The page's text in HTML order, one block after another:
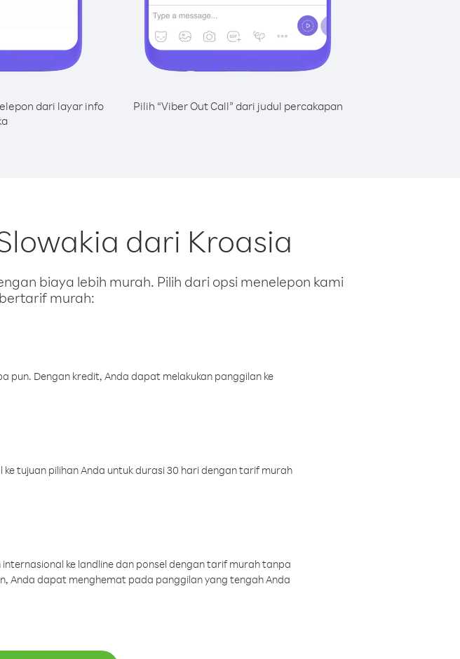
dari layar info
Pilih “Viber Out Call” dari judul percakapan
dari Kroasia
biaya lebih murah. Pilih dari opsi menelepon kami
murah:
pun. Dengan kredit, Anda dapat melakukan panggilan ke
tujuan pilihan Anda untuk durasi 30 hari dengan tarif murah
ke landline dan ponsel dengan tarif murah tanpa
Anda dapat menghemat pada panggilan yang tengah Anda